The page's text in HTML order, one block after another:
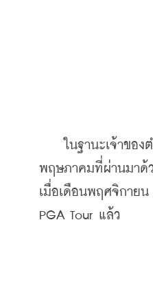
ในฐานะเจ้าของต
พฤษภาคมที่ผ่านมาด้
เมื่อเดือนพฤศจิกาย
PGA Tour แล้ว